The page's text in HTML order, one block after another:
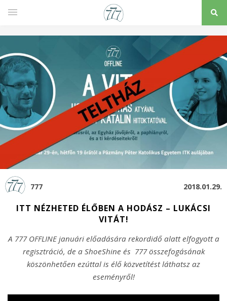
777 2018.01.29.
ITT NÉZHETED ÉLŐBEN A HODÁSZ – LUKÁCSI
VITÁT!
A 777 OFFLINE januári előadására rekordidő alatt elfogyott a
regisztráció, de a ShoeShine és 777 összefogásának
köszönhetően ezúttal is élő közvetítést láthatsz az
eseményről!